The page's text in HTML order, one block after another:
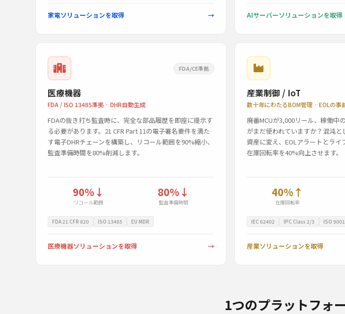
家電ソリューションを取得 → AIサーバーソリューションを取得
FDA/CE準拠
医療機器
FDA / ISO 13485準拠 · DHR自動生成
FDAの抜き打ち監査時に、完全な部品履歴を即座に提示す
る必要があります。21 CFR Part 11の電子署名要件を満た
す電子DHRチェーンを構築し、リコール範囲を90%縮小、
監査準備時間を80%削減します。
90%↓
リコール範囲
80%↓
監査準備時間
FDA 21 CFR 820 ISO 13485 EU MDR
医療機器ソリューションを取得 →
産業制御 / IoT
数十年にわたるBOM管理 · EOLの事
廃番MCUが3,000リール、稼働中
がまだ使われていますか？混沌
資産に変え、EOLアラートとライ
在庫回転率を40%向上させます。
40%↑
在庫回転率
IEC 62402 IPC Class 2/3 ISO 9001
産業ソリューションを取得
1つのプラットフォ